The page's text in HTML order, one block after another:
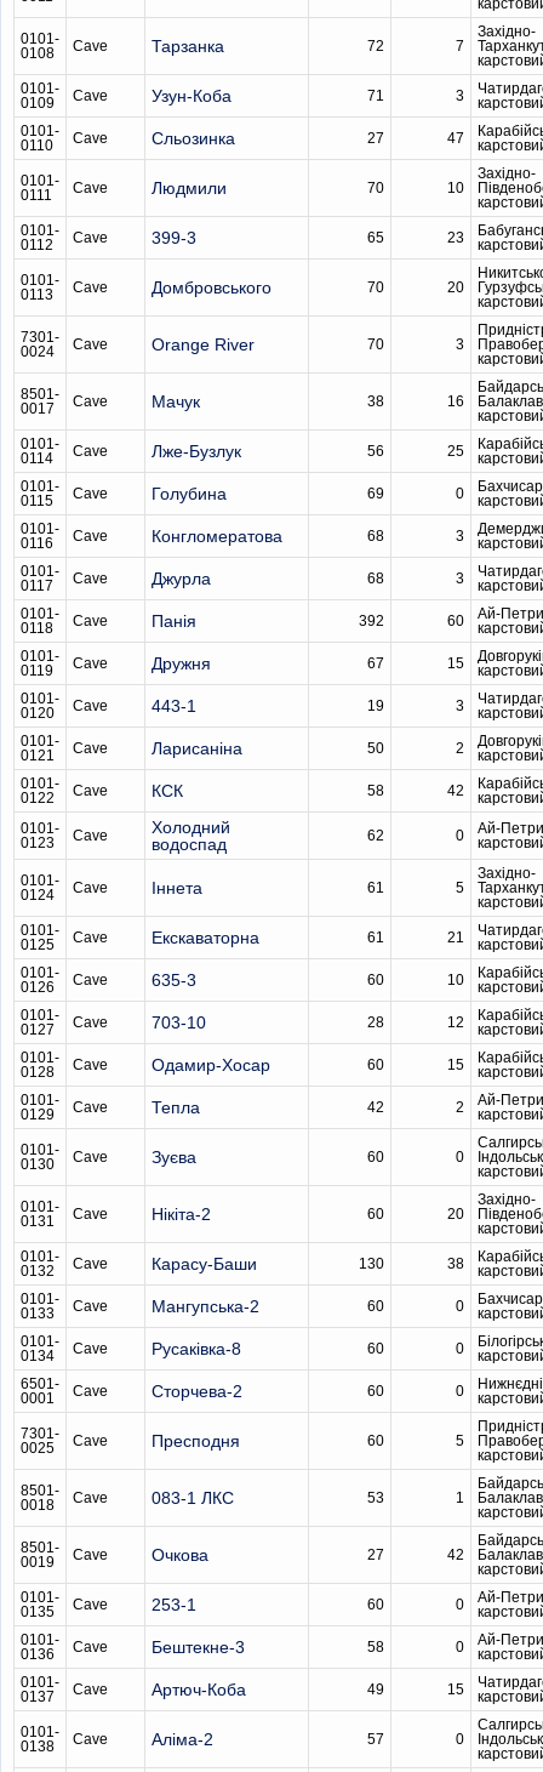
0101-
0108
Cave Тарзанка 72 7
Західно-
0101-
0109
Cave Узун-Коба 71 3
0101-
0110
Cave Сльозинка 27 47
0101-
0111
Cave Людмили 70 10
Західно-
0101-
0112
Cave 399-3 65 23
0101-
0113
Cave Домбровського 70 20
7301-
0024
Cave Orange River 70 3
8501-
0017
Cave Мачук 38 16
0101-
0114
Cave Лже-Бузлук 56 25
0101-
0115
Cave Голубина 69 0
0101-
0116
Cave Конгломератова 68 3
0101-
0117
Cave Джурла 68 3
0101-
0118
Cave Панія 392 60
Ай-
0101-
0119
Cave Дружня 67 15
0101-
0120
Cave 443-1 19 3
0101-
0121
Cave Ларисаніна 50 2
0101-
0122
Cave КСК 58 42
0101-
0123
Cave
Холодний
водоспад
62 0
Ай-
0101-
0124
Cave Іннета 61 5
Західно-
0101-
0125
Cave Екскаваторна 61 21
0101-
0126
Cave 635-3 60 10
0101-
0127
Cave 703-10 28 12
0101-
0128
Cave Одамир-Хосар 60 15
0101-
0129
Cave Тепла 42 2
Ай-
0101-
0130
Cave Зуєва 60 0
0101-
0131
Cave Нікіта-2 60 20
Західно-
0101-
0132
Cave Карасу-Баши 130 38
0101-
0133
Cave Мангупська-2 60 0
0101-
0134
Cave Русаківка-8 60 0
6501-
0001
Cave Сторчева-2 60 0
7301-
0025
Cave Пресподня 60 5
8501-
0018
Cave 083-1 ЛКС 53 1
8501-
0019
Cave Очкова 27 42
0101-
0135
Cave 253-1 60 0
Ай-
0101-
0136
Cave Бештекне-3 58 0
Ай-
0101-
0137
Cave Артюч-Коба 49 15
0101-
0138
Cave Аліма-2 57 0